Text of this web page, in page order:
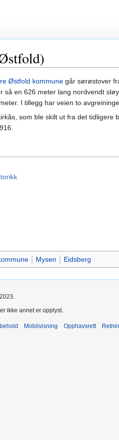
Østfold kommune går sørøstover
så en 626 meter lang nordvendt
I tillegg har veien to
som ble skilt ut fra det tidligere
Mysen Eidsberg
ikke annet er opplyst.
Mobilvisning Opphavsrett